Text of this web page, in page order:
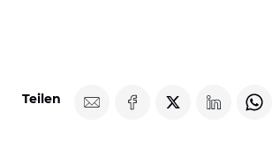
Teilen